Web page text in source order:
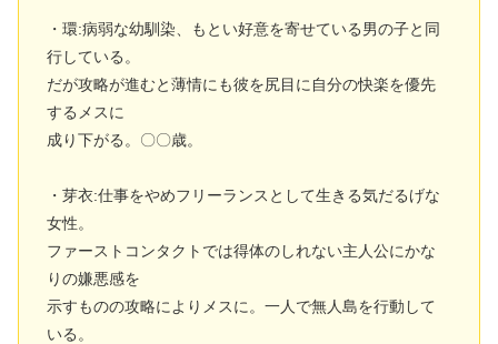
・環:病弱な幼馴染、もとい好意を寄せている男の子と同
行している。
だが攻略が進むと薄情にも彼を尻目に自分の快楽を優先
するメスに
成り下がる。〇〇歳。
・芽衣:仕事をやめフリーランスとして生きる気だるげな
女性。
ファーストコンタクトでは得体のしれない主人公にかな
りの嫌悪感を
示すものの攻略によりメスに。一人で無人島を行動して
いる。